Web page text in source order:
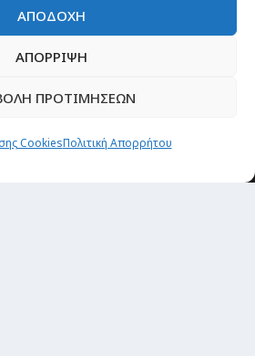
ΑΠΟΔΟΧΗ
ΑΠΟΡΡΙΨΗ
ΠΡΟΤΙΜΗΣΕΩΝ
CookiesΠολιτική Απορρήτου
Ελλάδα